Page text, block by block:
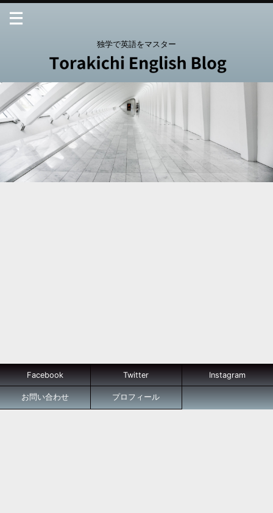
独学で英語をマスター
Facebook Twitter Instagram
お問い合わせ プロフィール